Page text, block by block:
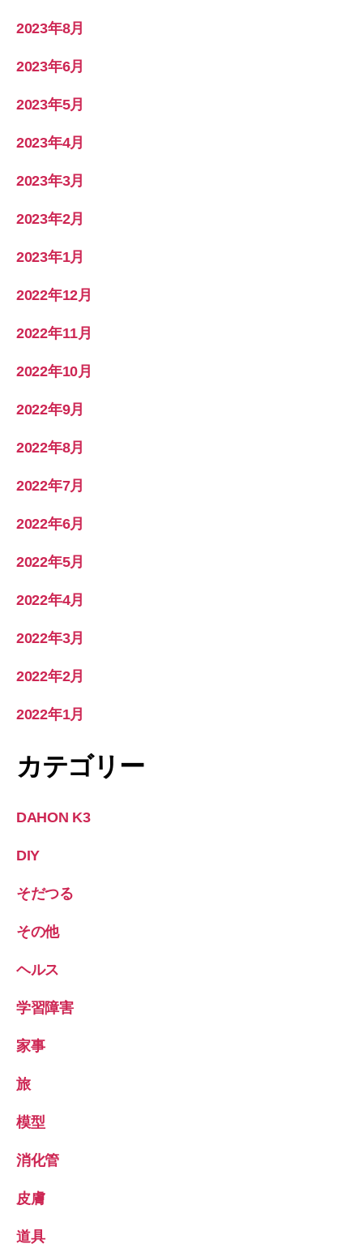
2023年8月
2023年6月
2023年5月
2023年4月
2023年3月
2023年2月
2023年1月
2022年12月
2022年11月
2022年10月
2022年9月
2022年8月
2022年7月
2022年6月
2022年5月
2022年4月
2022年3月
2022年2月
2022年1月
カテゴリー
DAHON K3
DIY
そだつる
その他
ヘルス
学習障害
家事
旅
模型
消化管
皮膚
道具